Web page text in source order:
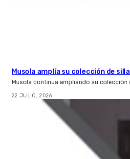
Musola amplía su colección de
Musola continúa ampliando su
22 JULIO, 2026